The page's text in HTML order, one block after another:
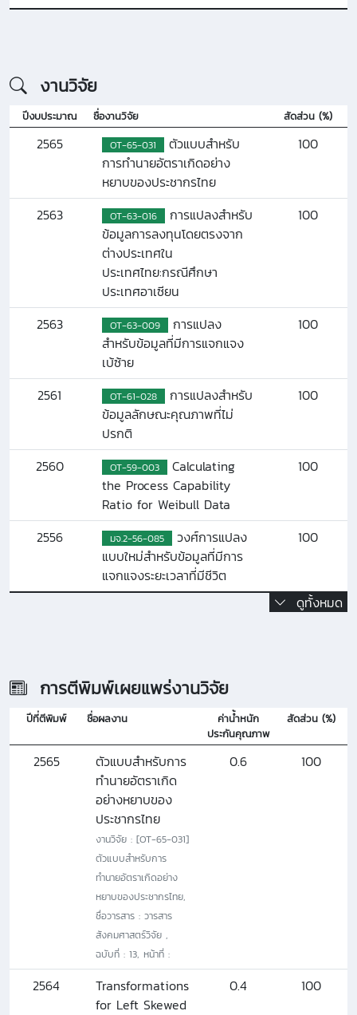
งานวิจัย
ปีงบประมาณ ชื่องานวิจัย สัดส่วน (%)
2565 OT-65-031
ตัวแบบสำหรับ
การทำนายอัตราเกิดอย่าง
หยาบของประชากรไทย
100
2563 OT-63-016
การแปลงสำหรับ
ข้อมูลการลงทุนโดยตรงจาก
ต่างประเทศใน
ประเทศไทย:กรณีศึกษา
ประเทศอาเซียน
100
2563 OT-63-009
การแปลง
สำหรับข้อมูลที่มีการแจกแจง
เบ้ซ้าย
100
2561 OT-61-028
การแปลงสำหรับ
ข้อมูลลักษณะคุณภาพที่ไม่
ปรกติ
100
2560 OT-59-003
Calculating
the Process Capability
Ratio for Weibull Data
100
2556 มจ.2-56-085
วงศ์การแปลง
แบบใหม่สำหรับข้อมูลที่มีการ
แจกแจงระยะเวลาที่มีชีวิต
100
ดูทั้งหมด
การตีพิมพ์เผยแพร่งานวิจัย
ปีที่ตีพิมพ์ ชื่อผลงาน
ค่าน้ำหนัก
ประกันคุณภาพ
สัดส่วน (%)
2565
ตัวแบบสำหรับการ
ทำนายอัตราเกิด
อย่างหยาบของ
ประชากรไทย
งานวิจัย : [OT-65-031]
ตัวแบบสำหรับการ
ทำนายอัตราเกิดอย่าง
หยาบของประชากรไทย,
ชื่อวารสาร : วารสาร
สังคมศาสตร์วิจัย ,
ฉบับที่ : 13, หน้าที่ :
0.6 100
2564
Transformations
for Left Skewed
0.4 100